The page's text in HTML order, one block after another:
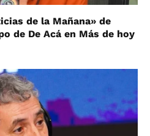
de la Mañana» de
de De Acá en Más de hoy